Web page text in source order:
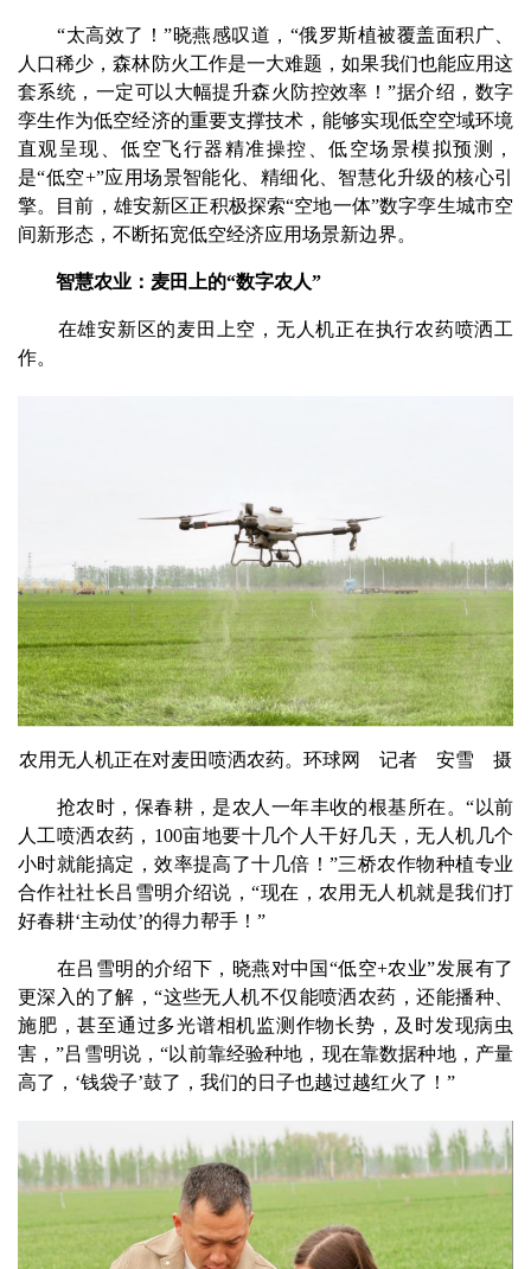
“太高效了！”晓燕感叹道，“俄罗斯植被覆盖面积广、
人口稀少，森林防火工作是一大难题，如果我们也能应用这
套系统，一定可以大幅提升森火防控效率！”据介绍，数字
孪生作为低空经济的重要支撑技术，能够实现低空空域环境
直观呈现、低空飞行器精准操控、低空场景模拟预测，
是“低空+”应用场景智能化、精细化、智慧化升级的核心引
擎。目前，雄安新区正积极探索“空地一体”数字孪生城市空
间新形态，不断拓宽低空经济应用场景新边界。
智慧农业：麦田上的“数字农人”
在雄安新区的麦田上空，无人机正在执行农药喷洒工
作。
农用无人机正在对麦田喷洒农药。环球网 记者 安雪 摄
抢农时，保春耕，是农人一年丰收的根基所在。“以前
人工喷洒农药，100亩地要十几个人干好几天，无人机几个
小时就能搞定，效率提高了十几倍！”三桥农作物种植专业
合作社社长吕雪明介绍说，“现在，农用无人机就是我们打
好春耕‘主动仗’的得力帮手！”
在吕雪明的介绍下，晓燕对中国“低空+农业”发展有了
更深入的了解，“这些无人机不仅能喷洒农药，还能播种、
施肥，甚至通过多光谱相机监测作物长势，及时发现病虫
害，”吕雪明说，“以前靠经验种地，现在靠数据种地，产量
高了，‘钱袋子’鼓了，我们的日子也越过越红火了！”